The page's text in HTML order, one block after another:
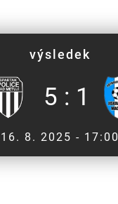
výsledek
5 : 1
16. 8. 2025 - 17:00